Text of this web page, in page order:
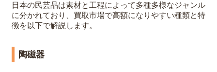
日本の民芸品は素材と工程によって多種多様なジャンル
に分かれており、買取市場で高額になりやすい種類と特
徴を以下で解説します。
陶磁器